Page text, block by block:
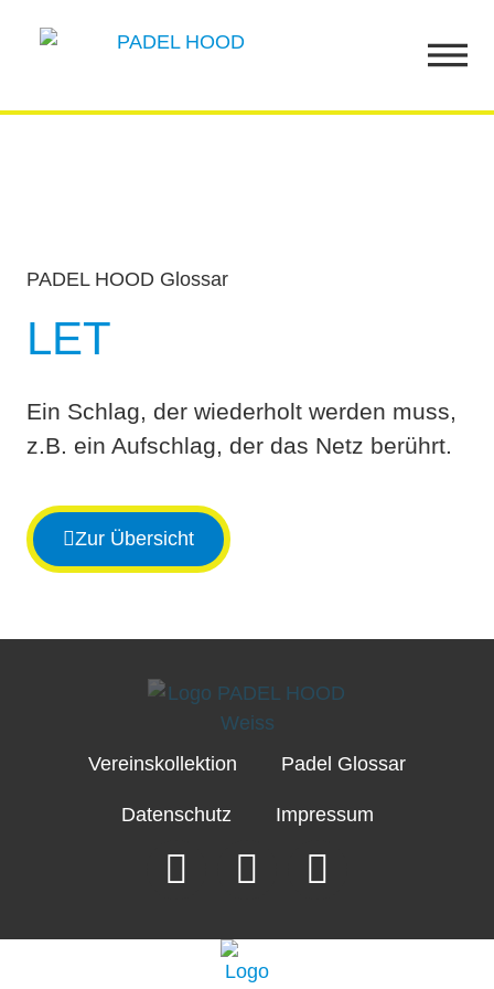
PADEL HOOD Glossar
LET
Ein Schlag, der wiederholt werden muss,
z.B. ein Aufschlag, der das Netz berührt.
Zur Übersicht
Vereinskollektion Padel Glossar
Datenschutz Impressum